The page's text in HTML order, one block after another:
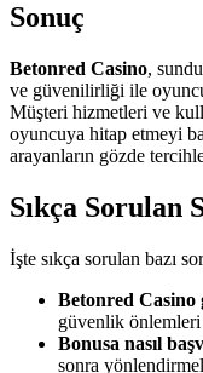
Sonuç
Betonred Casino,
ve güvenilirliği ile
Müşteri hizmetleri ve
oyuncuya hitap etmeyi
arayanların gözde
Sıkça Sorulan
İşte sıkça sorulan bazı
Betonred Casino
güvenlik
Bonusa nasıl
sonra